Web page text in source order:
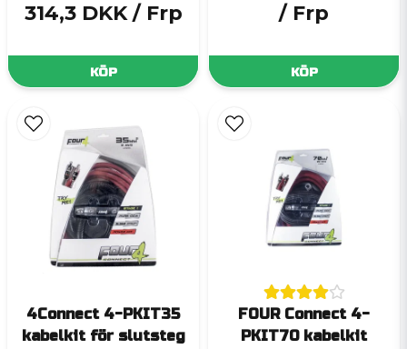
314,3 DKK / Frp
KÖP
/ Frp
KÖP
4Connect 4-PKIT35
kabelkit för slutsteg
FOUR Connect 4-
PKIT70 kabelkit